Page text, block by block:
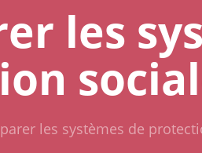
les
les systèmes de